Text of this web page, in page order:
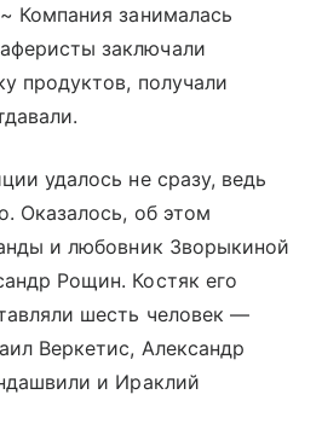
Компания занималась
заключали
продуктов, получали
удалось не сразу, ведь
Оказалось, об этом
и любовник Зворыкиной
Рощин. Костяк его
шесть человек —
Веркетис, Александр
и Ираклий